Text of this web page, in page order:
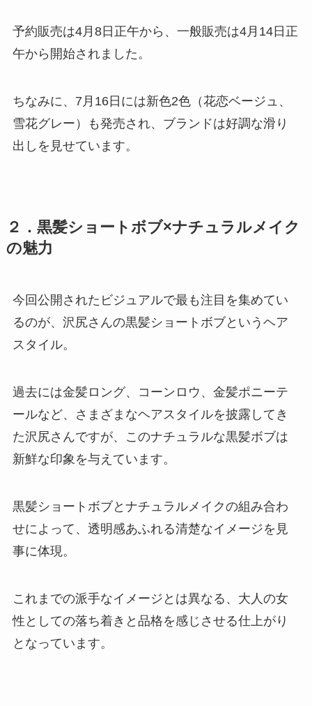
予約販売は4月8日正午から、一般販売は4月14日正
午から開始されました。
ちなみに、7月16日には新色2色（花恋ベージュ、
雪花グレー）も発売され、ブランドは好調な滑り
出しを見せています。
２．黒髪ショートボブ×ナチュラルメイク
の魅力
今回公開されたビジュアルで最も注目を集めてい
るのが、沢尻さんの黒髪ショートボブというヘア
スタイル。
過去には金髪ロング、コーンロウ、金髪ポニーテ
ールなど、さまざまなヘアスタイルを披露してき
た沢尻さんですが、このナチュラルな黒髪ボブは
新鮮な印象を与えています。
黒髪ショートボブとナチュラルメイクの組み合わ
せによって、透明感あふれる清楚なイメージを見
事に体現。
これまでの派手なイメージとは異なる、大人の女
性としての落ち着きと品格を感じさせる仕上がり
となっています。